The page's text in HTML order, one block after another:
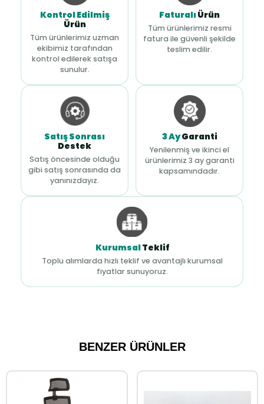
Kontrol Edilmiş
Ürün
Tüm ürünlerimiz uzman
ekibimiz tarafından
kontrol edilerek satışa
sunulur.
FaturalıÜrün
Tüm ürünlerimiz resmi
fatura ile güvenli şekilde
teslim edilir.
Satış Sonrası
Destek
Satış öncesinde olduğu
gibi satış sonrasında da
yanınızdayız.
3 AyGaranti
Yenilenmiş ve ikinci el
ürünlerimiz 3 ay garanti
kapsamındadır.
KurumsalTeklif
Toplu alımlarda hızlı teklif ve avantajlı kurumsal
fiyatlar sunuyoruz.
BENZER ÜRÜNLER